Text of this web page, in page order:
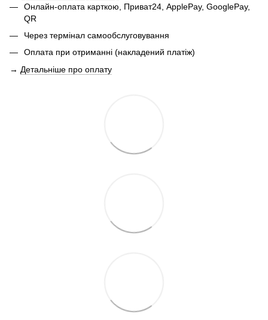
Онлайн-оплата карткою, Приват24, ApplePay, GooglePay,
QR
Через термінал самообслуговування
Оплата при отриманні (накладений платіж)
→ Детальніше про оплату